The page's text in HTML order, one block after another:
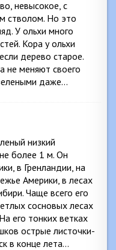
невысокое, с
стволом. Но это
У ольхи много
Кора у ольхи
дерево старое.
не меняют своего
даже…
низкий
более 1 м. Он
в Гренландии, на
Америки, в лесах
Чаще всего его
сосновых лесах
его тонких ветках
острые листочки-
в конце лета…